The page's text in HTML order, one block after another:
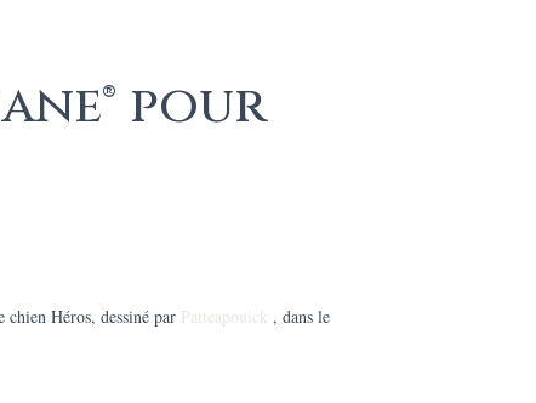
pour
Héros, dessiné par Patteapouick , dans le